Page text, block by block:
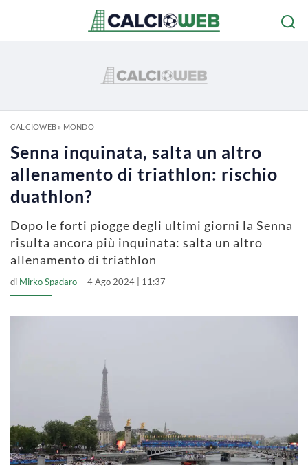
CALCIOWEB» MONDO
Senna inquinata, salta un altro
allenamento di triathlon: rischio
duathlon?
Dopo le forti piogge degli ultimi giorni la Senna
risulta ancora più inquinata: salta un altro
allenamento di triathlon
di Mirko Spadaro 4 Ago 2024 | 11:37